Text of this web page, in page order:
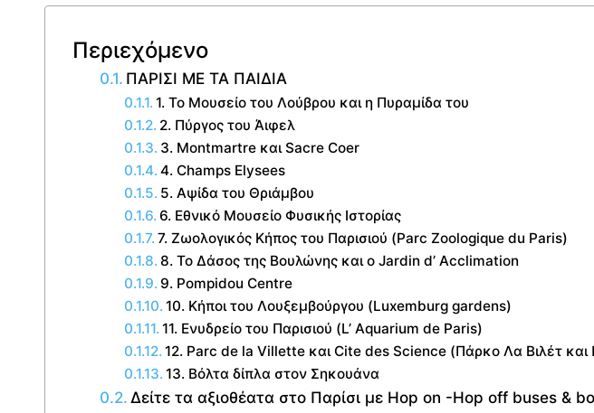
Περιεχόμενο
ΠΑΡΙΣΙ ΜΕ ΤΑ ΠΑΙΔΙΑ
1. Το Μουσείο του Λούβρου και η Πυραμίδα του
2. Πύργος του Άιφελ
3. Montmartre και Sacre Coer
4. Champs Elysees
5. Αψίδα του Θριάμβου
6. Εθνικό Μουσείο Φυσικής Ιστορίας
7. Ζωολογικός Κήπος του Παρισιού (Parc Zoologique du Paris)
8. Το Δάσος της Βουλώνης και o Jardin d’ Acclimation
9. Pompidou Centre
10. Κήποι του Λουξεμβούργου (Luxemburg gardens)
11. Ενυδρείο του Παρισιού (L’ Aquarium de Paris)
12. Parc de la Villette και Cite des Science (Πάρκο Λα Βιλέτ και
13. Βόλτα δίπλα στον Σηκουάνα
Δείτε τα αξιοθέατα στο Παρίσι με Hop on -Hop off buses &